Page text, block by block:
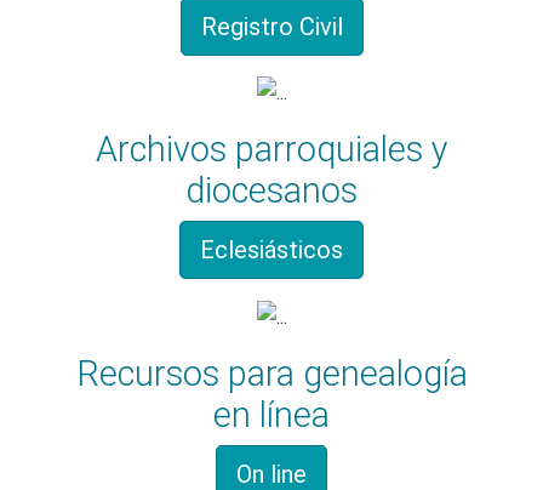
Registro Civil
Archivos parroquiales y
diocesanos
Eclesiásticos
Recursos para genealogía
en línea
On line